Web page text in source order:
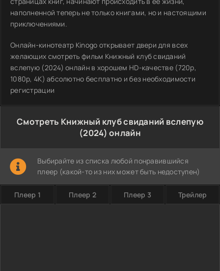
наполненной теперь не только книгами, но и настоящими
приключениями.
Онлайн-кинотеатр Kinogo открывает двери для всех
желающих смотреть фильм Книжный клуб свиданий
вслепую (2024) онлайн в хорошем HD-качестве (720p,
1080p, 4K) абсолютно бесплатно и без необходимости
регистрации
Смотреть Книжный клуб свиданий вслепую
(2024) онлайн
Выбирайте из списка любой понравившийся
плеер (какой-то из них может быть недоступен)
Плеер 1 Плеер 2 Плеер 3 Трейлер